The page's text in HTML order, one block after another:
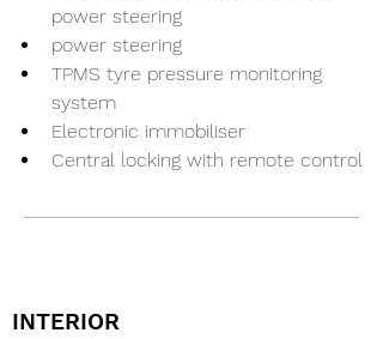
power steering
power steering
TPMS tyre pressure monitoring
system
Electronic immobiliser
Central locking with remote control
INTERIOR